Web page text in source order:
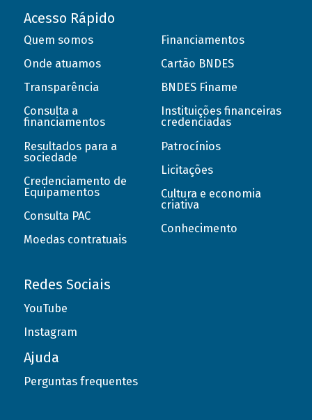
Acesso Rápido
Quem somos
Onde atuamos
Transparência
Consulta a
financiamentos
Resultados para a
sociedade
Credenciamento de
Equipamentos
Consulta PAC
Moedas contratuais
Financiamentos
Cartão BNDES
BNDES Finame
Instituições financeiras
credenciadas
Patrocínios
Licitações
Cultura e economia
criativa
Conhecimento
Redes Sociais
YouTube
Instagram
Ajuda
Perguntas frequentes